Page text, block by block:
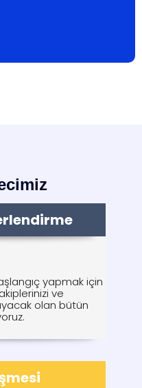
yapmak için
ve
olan bütün